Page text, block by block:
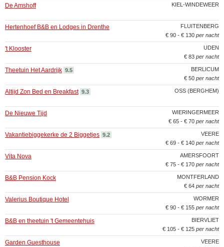
KIEL-WINDEWEER
De Amshoff
FLUITENBERG
Hertenhoef B&B en Lodges in Drenthe
€ 90 - € 130 per nacht
UDEN
't Klooster
€ 83 per nacht
BERLICUM
Theetuin Het Aardrijk 9.5
€ 50 per nacht
OSS (BERGHEM)
Altijd Zon Bed en Breakfast 9.3
WIERINGERMEER
De Nieuwe Tijd
€ 65 - € 70 per nacht
VEERE
Vakantiebiggekerke de 2 Biggetjes 9.2
€ 69 - € 140 per nacht
AMERSFOORT
Vita Nova
€ 75 - € 170 per nacht
MONTFERLAND
B&B Pension Kock
€ 64 per nacht
WORMER
Valerius Boutique Hotel
€ 90 - € 155 per nacht
BIERVLIET
B&B en theetuin 't Gemeentehuis
€ 105 - € 125 per nacht
VEERE
Garden Guesthouse